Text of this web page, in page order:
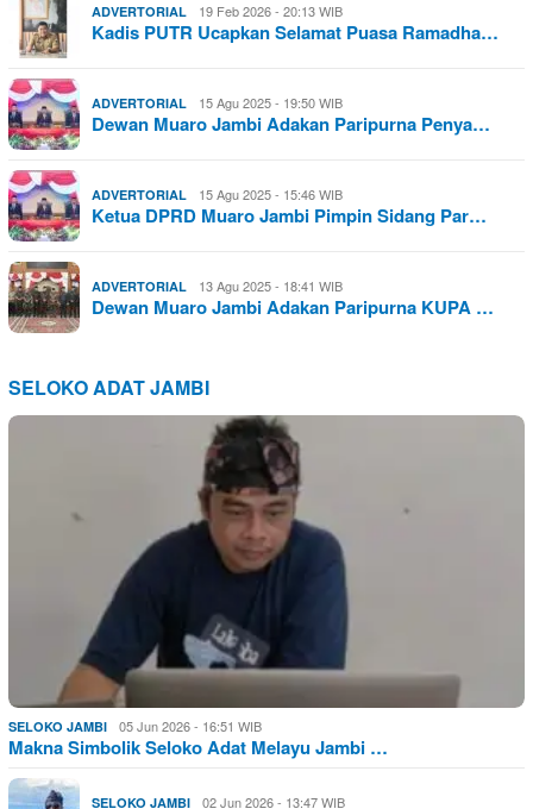
ADVERTORIAL 19 Feb 2026 - 20:13 WIB
Kadis PUTR Ucapkan Selamat Puasa Ramadha…
ADVERTORIAL 15 Agu 2025 - 19:50 WIB
Dewan Muaro Jambi Adakan Paripurna Penya…
ADVERTORIAL 15 Agu 2025 - 15:46 WIB
Ketua DPRD Muaro Jambi Pimpin Sidang Par…
ADVERTORIAL 13 Agu 2025 - 18:41 WIB
Dewan Muaro Jambi Adakan Paripurna KUPA …
SELOKO ADAT JAMBI
SELOKO JAMBI 05 Jun 2026 - 16:51 WIB
Makna Simbolik Seloko Adat Melayu Jambi …
SELOKO JAMBI 02 Jun 2026 - 13:47 WIB